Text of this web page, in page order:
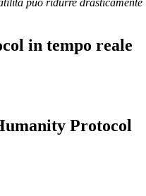
in tempo reale
Protocol